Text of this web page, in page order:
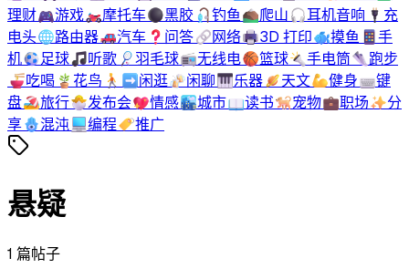
理财🎮游戏🏍️摩托车⚫黑胶 🎣钓鱼⛰️爬山🎧耳机音响 🔌 充
电头🌐路由器🚗汽车 ❓ 问答🔗网络🖨️3D 打印🐟摸鱼 📱手
机⚽足球🎵听歌 🏸羽毛球📻无线电🏀篮球🔦手电筒👟跑步
🍜吃喝 🪴 花鸟 🚶‍➡️闲逛🍻闲聊🎹乐器🪐天文💪健身⌨️键
盘🏖️旅行🐣发布会💖情感🏙️城市📖读书🐕宠物💼职场✨分
享🪬混沌💻编程🏷️推广
悬疑
1 篇帖子